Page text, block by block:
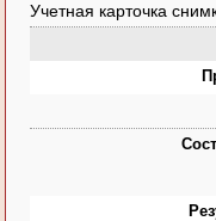
Учетная карточка